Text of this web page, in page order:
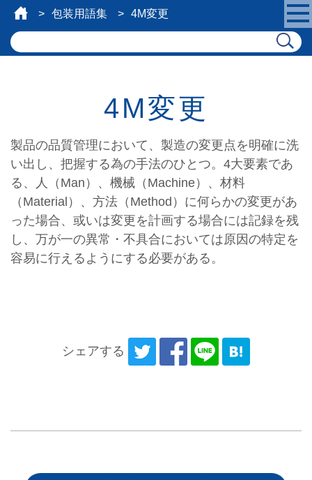
包装用語集 4M変更
4M変更
製品の品質管理において、製造の変更点を明確に洗
い出し、把握する為の手法のひとつ。4大要素であ
る、人（Man）、機械（Machine）、材料
（Material）、方法（Method）に何らかの変更があ
った場合、或いは変更を計画する場合には記録を残
し、万が一の異常・不具合においては原因の特定を
容易に行えるようにする必要がある。
シェアする